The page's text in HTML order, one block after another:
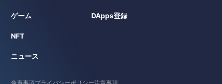
ゲーム
NFT
ニュース
DApps登録